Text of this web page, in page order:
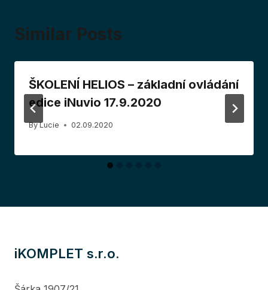
Similar Posts
ŠKOLENÍ HELIOS – základní ovládání
edice iNuvio 17.9.2020
By Lucie 02.09.2020
iKOMPLET s.r.o.